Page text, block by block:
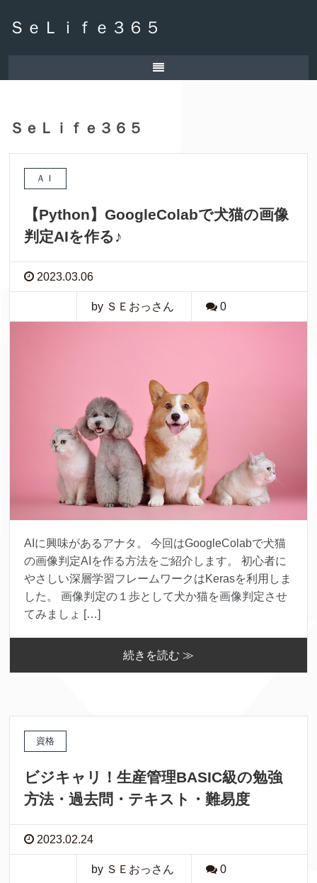
ＳｅＬｉｆｅ３６５
ＳｅＬｉｆｅ３６５
ＡＩ
【Python】GoogleColabで犬猫の画像
判定AIを作る♪
2023.03.06
by ＳＥおっさん 0
AIに興味があるアナタ。 今回はGoogleColabで犬猫
の画像判定AIを作る方法をご紹介します。 初心者に
やさしい深層学習フレームワークはKerasを利用しま
した。 画像判定の１歩として犬か猫を画像判定させ
てみましょ […]
続きを読む ≫
資格
ビジキャリ！生産管理BASIC級の勉強
方法・過去問・テキスト・難易度
2023.02.24
by ＳＥおっさん 0